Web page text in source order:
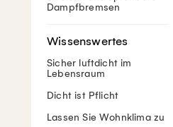
Dampfbremsen
Sicher luftdicht im
Lebensraum
Dicht ist Pflicht
Lassen Sie Wohnklima zu